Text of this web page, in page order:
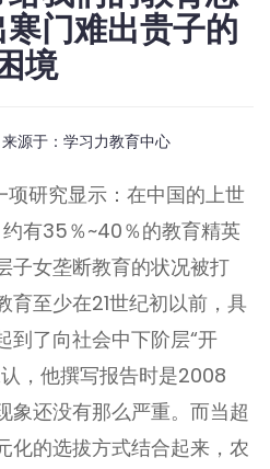
门难出贵子的
境
源于： 学习力教育中心
研究显示：在中国的上世
有35％~40％的教育精英
子女垄断教育的状况被打
育至少在21世纪初以前，具
到了向社会中下阶层“开
，他撰写报告时是2008
象还没有那么严重。而当超
化的选拔方式结合起来，农